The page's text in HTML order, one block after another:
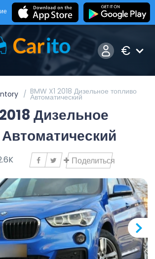
€
BMW X1 2018 Дизельное топливо
Автоматический
Дизельное
Поделиться